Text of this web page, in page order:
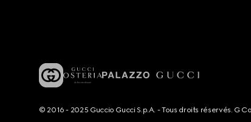
© 2016 - 2025 Guccio Gucci S.p.A. - Tous droits réservés. G